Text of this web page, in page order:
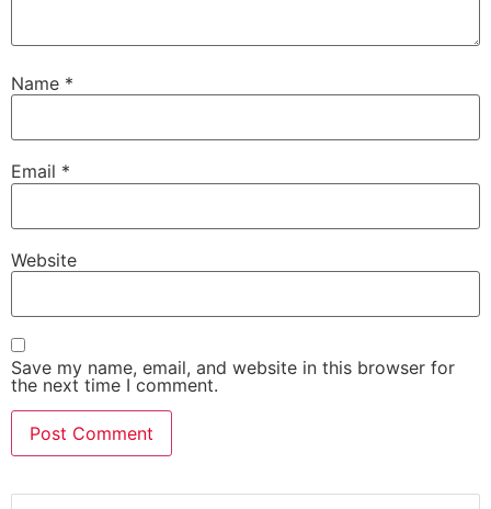
Name *
Email *
Website
Save my name, email, and website in this browser for
the next time I comment.